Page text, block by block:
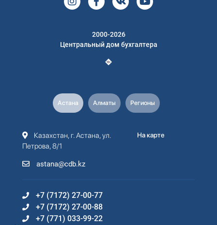
2000-2026
Центральный дом бухгалтера
Астана Алматы Регионы
Казахстан, г. Астана, ул.
Петрова, 8/1
astana@cdb.kz
На карте
+7 (7172) 27-00-77
+7 (7172) 27-00-88
+7 (771) 033-99-22